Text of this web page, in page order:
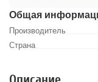
Общая
Производитель
Страна